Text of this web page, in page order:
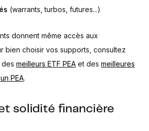
(warrants, turbos, futures...)
donnent même accès aux
bien choisir vos supports, consultez
meilleurs ETF PEA et des meilleures
PEA.
solidité financière